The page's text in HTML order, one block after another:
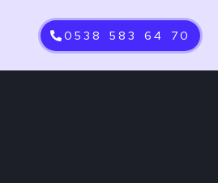
0538 583 64 70